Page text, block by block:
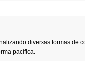
diversas formas
pacífica.